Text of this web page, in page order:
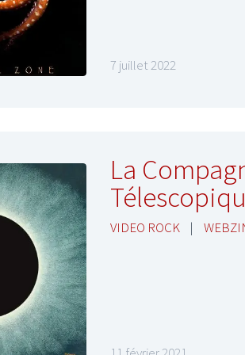
7 juillet 2022
La
VIDEO ROCK |